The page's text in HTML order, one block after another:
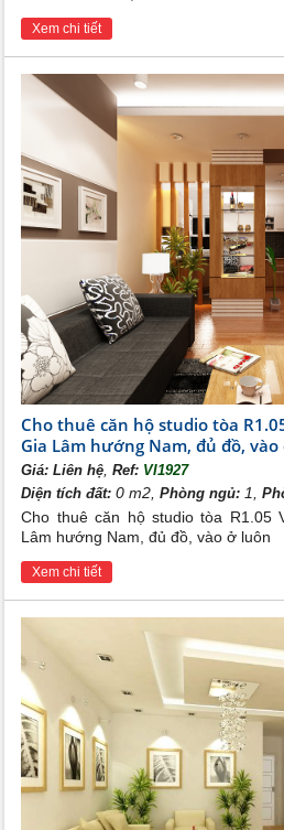
Xem chi tiết
Cho thuê căn hộ studio tòa
Gia Lâm hướng Nam, đủ đồ,
Giá:Liên hệ ,Ref: VI1927
Diện tích đất: 0 m2,Phòng ngủ: 1,
Cho thuê căn hộ studio tòa R1.05
Lâm hướng Nam, đủ đồ, vào ở luôn
Xem chi tiết